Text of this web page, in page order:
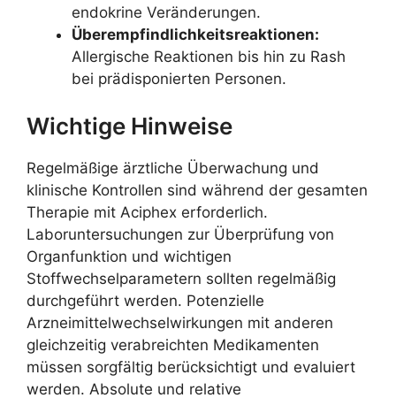
endokrine Veränderungen.
Überempfindlichkeitsreaktionen:
Allergische Reaktionen bis hin zu Rash
bei prädisponierten Personen.
Wichtige Hinweise
Regelmäßige ärztliche Überwachung und
klinische Kontrollen sind während der gesamten
Therapie mit Aciphex erforderlich.
Laboruntersuchungen zur Überprüfung von
Organfunktion und wichtigen
Stoffwechselparametern sollten regelmäßig
durchgeführt werden. Potenzielle
Arzneimittelwechselwirkungen mit anderen
gleichzeitig verabreichten Medikamenten
müssen sorgfältig berücksichtigt und evaluiert
werden. Absolute und relative